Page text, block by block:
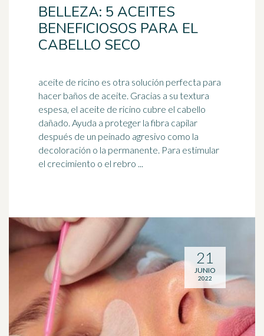
BELLEZA: 5 ACEITES
BENEFICIOSOS PARA EL
CABELLO SECO
aceite de ricino es otra solución perfecta para
hacer baños de aceite. Gracias a su textura
espesa, el aceite de ricino cubre el cabello
dañado. Ayuda a proteger la fibra capilar
después de un peinado agresivo como la
decoloración o la permanente. Para estimular
el crecimiento o el rebro ...
21
JUNIO
2022